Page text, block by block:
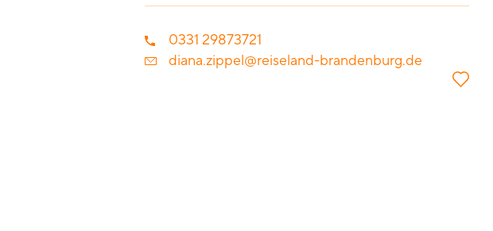
0331 29873721
diana.zippel@reiseland-brandenburg.de